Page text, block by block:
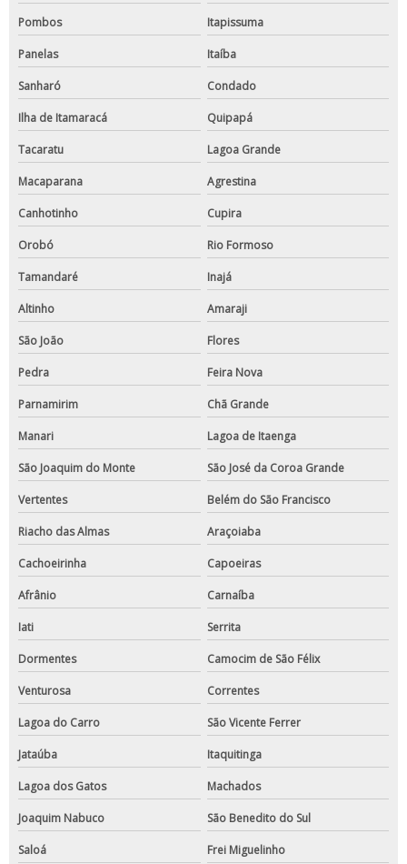
Pombos Itapissuma
Panelas Itaíba
Sanharó Condado
Ilha de Itamaracá Quipapá
Tacaratu Lagoa Grande
Macaparana Agrestina
Canhotinho Cupira
Orobó Rio Formoso
Tamandaré Inajá
Altinho Amaraji
São João Flores
Pedra Feira Nova
Parnamirim Chã Grande
Manari Lagoa de Itaenga
São Joaquim do Monte São José da Coroa Grande
Vertentes Belém do São Francisco
Riacho das Almas Araçoiaba
Cachoeirinha Capoeiras
Afrânio Carnaíba
Iati Serrita
Dormentes Camocim de São Félix
Venturosa Correntes
Lagoa do Carro São Vicente Ferrer
Jataúba Itaquitinga
Lagoa dos Gatos Machados
Joaquim Nabuco São Benedito do Sul
Saloá Frei Miguelinho